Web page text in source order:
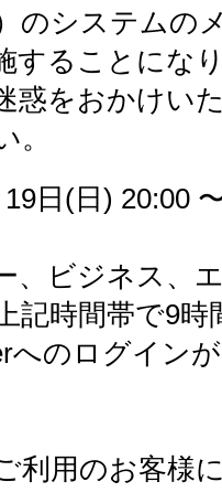
のシステムの
することにな
惑をおかけい
。
日(日) 20:00
、ビジネス、
記時間帯で9時
へのログイン
利用のお客様